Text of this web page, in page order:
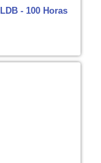
- 100 Horas